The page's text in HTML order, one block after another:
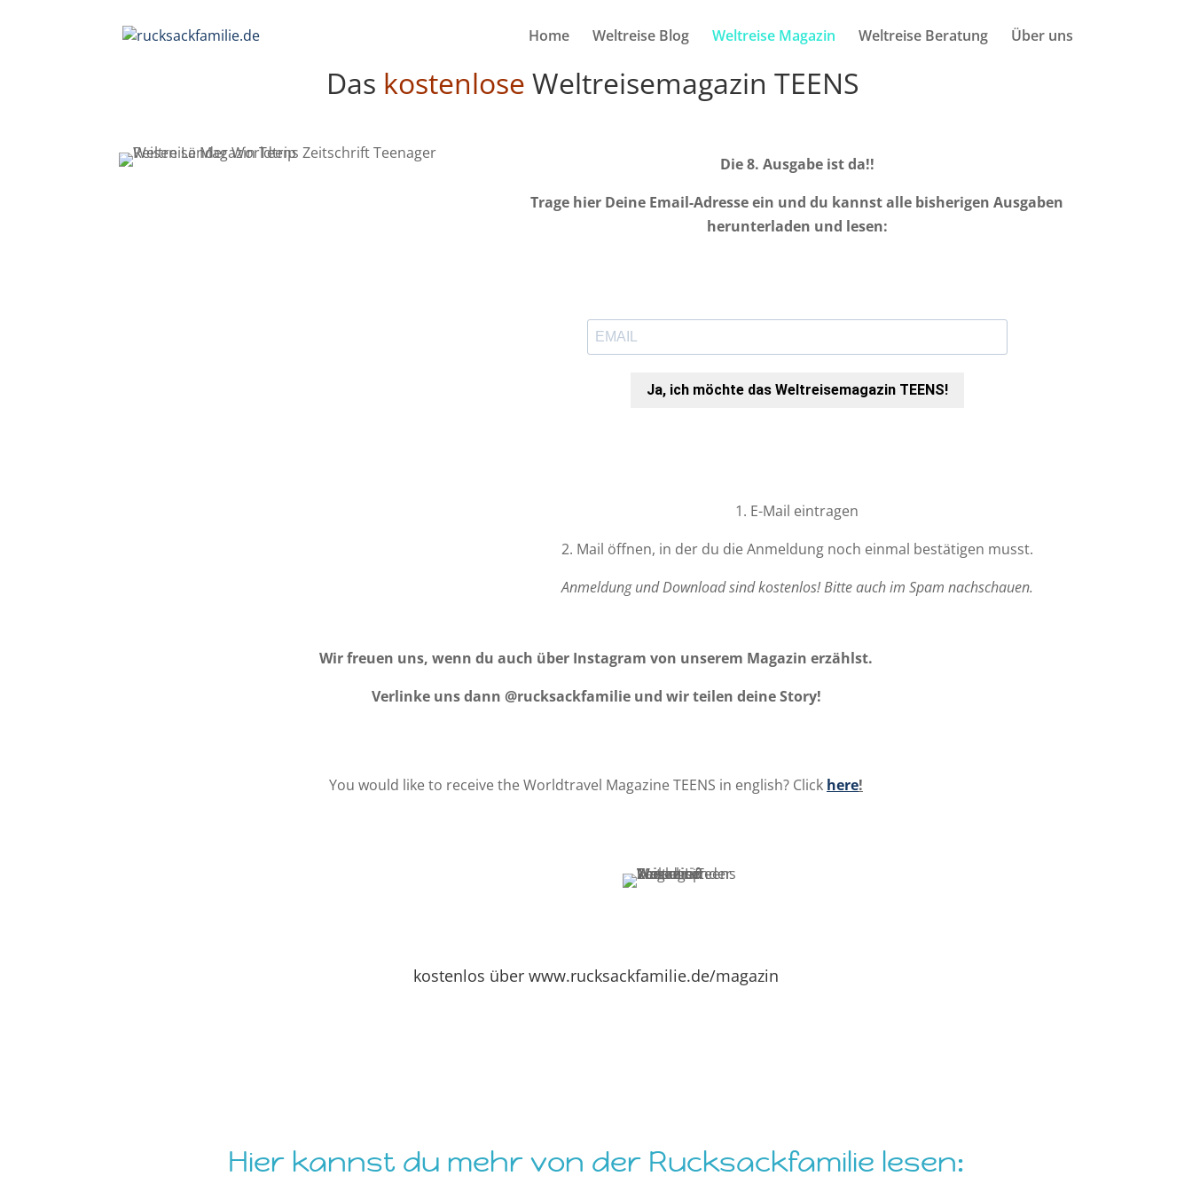
Home Weltreise Blog Weltreise Magazin Weltreise Beratung Über uns
Das kostenlose Weltreisemagazin TEENS
Die 8. Ausgabe ist da!!
Trage hier Deine Email-Adresse ein und du kannst alle bisherigen Ausgaben
herunterladen und lesen:
Ja, ich möchte das Weltreisemagazin TEENS!
1. E-Mail eintragen
2. Mail öffnen, in der du die Anmeldung noch einmal bestätigen musst.
Anmeldung und Download sind kostenlos! Bitte auch im Spam nachschauen.
Wir freuen uns, wenn du auch über Instagram von unserem Magazin erzählst.
Verlinke uns dann @rucksackfamilie und wir teilen deine Story!
You would like to receive the Worldtravel Magazine TEENS in english? Click here!
kostenlos über www.rucksackfamilie.de/magazin
Hier kannst du mehr von der Rucksackfamilie lesen: